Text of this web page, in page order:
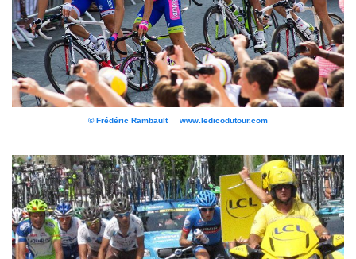
© Frédéric Rambault www.ledicodutour.com